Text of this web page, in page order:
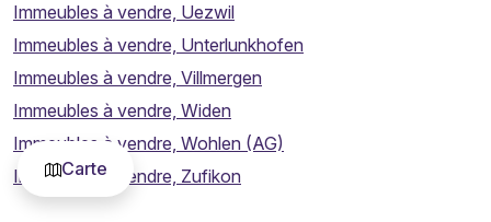
Immeubles à vendre, Uezwil
Immeubles à vendre, Unterlunkhofen
Immeubles à vendre, Villmergen
Immeubles à vendre, Widen
Immeubles à vendre, Wohlen (AG)
Immeubles à vendre, Zufikon
Carte